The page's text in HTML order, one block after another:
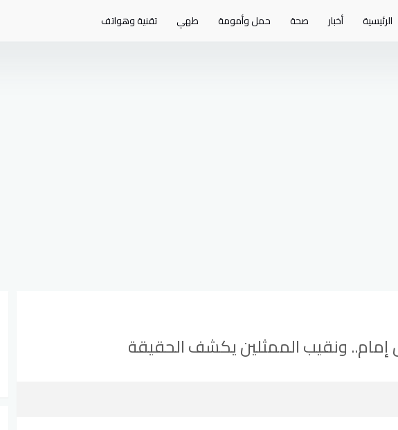
الرئيسية أخبار صحة حمل وأمومة طهي تقنية وهواتف
إمام.. ونقيب الممثلين يكشف الحقيقة